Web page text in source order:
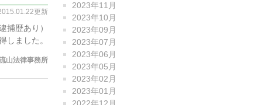
更新
捕歴あり）
しました。
山法律事務所
2023年11月
2023年10月
2023年09月
2023年07月
2023年06月
2023年05月
2023年02月
2023年01月